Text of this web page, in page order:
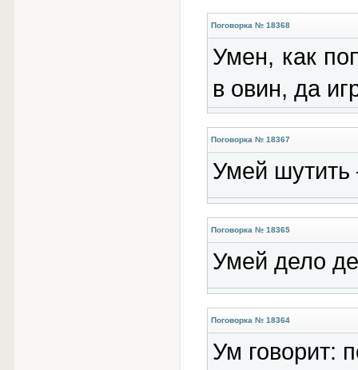
Поговорка № 18368
Умен, как
в овин, да
Поговорка № 18367
Умей шутить
Поговорка № 18365
Умей дело
Поговорка № 18364
Ум говорит: